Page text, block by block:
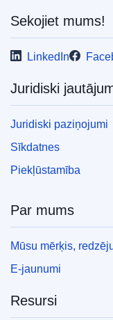
Sekojiet mums!
LinkedIn
Juridiski
Juridiski paziņojumi
Sīkdatnes
Piekļūstamība
Par mums
Mūsu mērķis,
E-jaunumi
Resursi